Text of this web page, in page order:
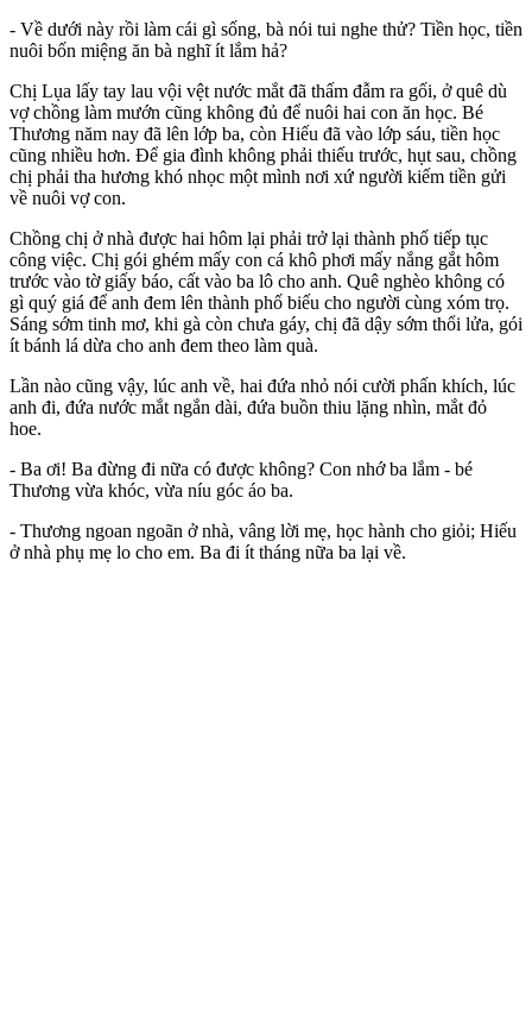
- Về dưới này rồi làm cái gì sống, bà nói tui nghe thử? Tiền học, tiền
nuôi bốn miệng ăn bà nghĩ ít lắm hả?
Chị Lụa lấy tay lau vội vệt nước mắt đã thấm đẫm ra gối, ở quê dù
vợ chồng làm mướn cũng không đủ để nuôi hai con ăn học. Bé
Thương năm nay đã lên lớp ba, còn Hiếu đã vào lớp sáu, tiền học
cũng nhiều hơn. Để gia đình không phải thiếu trước, hụt sau, chồng
chị phải tha hương khó nhọc một mình nơi xứ người kiếm tiền gửi
về nuôi vợ con.
Chồng chị ở nhà được hai hôm lại phải trở lại thành phố tiếp tục
công việc. Chị gói ghém mấy con cá khô phơi mấy nắng gắt hôm
trước vào tờ giấy báo, cất vào ba lô cho anh. Quê nghèo không có
gì quý giá để anh đem lên thành phố biếu cho người cùng xóm trọ.
Sáng sớm tinh mơ, khi gà còn chưa gáy, chị đã dậy sớm thổi lửa, gói
ít bánh lá dừa cho anh đem theo làm quà.
Lần nào cũng vậy, lúc anh về, hai đứa nhỏ nói cười phấn khích, lúc
anh đi, đứa nước mắt ngắn dài, đứa buồn thiu lặng nhìn, mắt đỏ
hoe.
- Ba ơi! Ba đừng đi nữa có được không? Con nhớ ba lắm - bé
Thương vừa khóc, vừa níu góc áo ba.
- Thương ngoan ngoãn ở nhà, vâng lời mẹ, học hành cho giỏi; Hiếu
ở nhà phụ mẹ lo cho em. Ba đi ít tháng nữa ba lại về.